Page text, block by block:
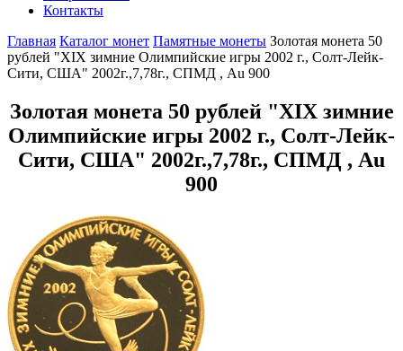
Контакты
Главная Каталог монет Памятные монеты Золотая монета 50
рублей "XIX зимние Олимпийские игры 2002 г., Солт-Лейк-
Сити, США" 2002г.,7,78г., СПМД , Au 900
Золотая монета 50 рублей "XIX зимние
Олимпийские игры 2002 г., Солт-Лейк-
Сити, США" 2002г.,7,78г., СПМД , Au
900